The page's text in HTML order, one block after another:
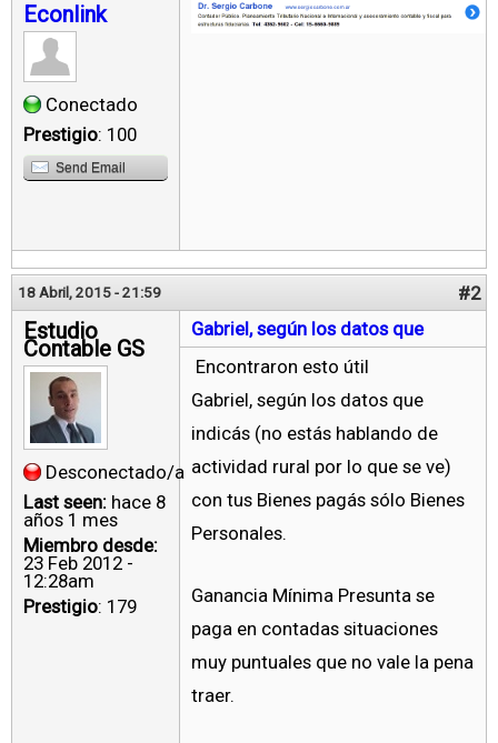
Econlink
Conectado
Prestigio: 100
Send Email
18 Abril, 2015 - 21:59 #2
Estudio
Contable GS
Desconectado/a
Last seen: hace 8
años 1 mes
Miembro desde:
23 Feb 2012 -
12:28am
Prestigio: 179
Gabriel, según los datos que
Encontraron esto útil
Gabriel, según los datos que
indicás (no estás hablando de
actividad rural por lo que se ve)
con tus Bienes pagás sólo Bienes
Personales.
Ganancia Mínima Presunta se
paga en contadas situaciones
muy puntuales que no vale la pena
traer.